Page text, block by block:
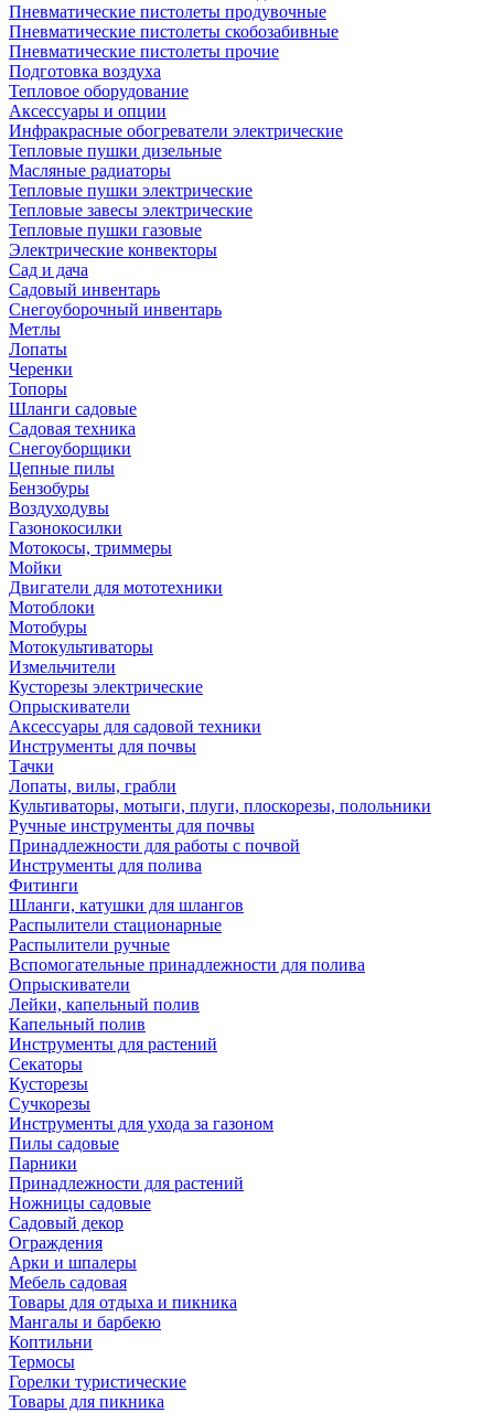
Пневматические пистолеты продувочные
Пневматические пистолеты скобозабивные
Пневматические пистолеты прочие
Подготовка воздуха
Тепловое оборудование
Аксессуары и опции
Инфракрасные обогреватели электрические
Тепловые пушки дизельные
Масляные радиаторы
Тепловые пушки электрические
Тепловые завесы электрические
Тепловые пушки газовые
Электрические конвекторы
Сад и дача
Садовый инвентарь
Снегоуборочный инвентарь
Метлы
Лопаты
Черенки
Топоры
Шланги садовые
Садовая техника
Снегоуборщики
Цепные пилы
Бензобуры
Воздуходувы
Газонокосилки
Мотокосы, триммеры
Мойки
Двигатели для мототехники
Мотоблоки
Мотобуры
Мотокультиваторы
Измельчители
Кусторезы электрические
Опрыскиватели
Аксессуары для садовой техники
Инструменты для почвы
Тачки
Лопаты, вилы, грабли
Культиваторы, мотыги, плуги, плоскорезы, полольники
Ручные инструменты для почвы
Принадлежности для работы с почвой
Инструменты для полива
Фитинги
Шланги, катушки для шлангов
Распылители стационарные
Распылители ручные
Вспомогательные принадлежности для полива
Опрыскиватели
Лейки, капельный полив
Капельный полив
Инструменты для растений
Секаторы
Кусторезы
Сучкорезы
Инструменты для ухода за газоном
Пилы садовые
Парники
Принадлежности для растений
Ножницы садовые
Садовый декор
Ограждения
Арки и шпалеры
Мебель садовая
Товары для отдыха и пикника
Мангалы и барбекю
Коптильни
Термосы
Горелки туристические
Товары для пикника